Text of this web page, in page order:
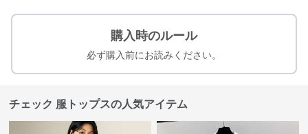
購入時のルール
必ず購入前にお読みください。
チェック 服トップスの人気アイテム